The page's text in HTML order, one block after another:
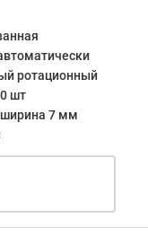
ротационный
шт
7 мм